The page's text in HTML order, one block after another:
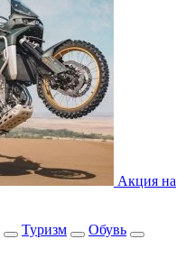
Акция на
Туризм
Обувь